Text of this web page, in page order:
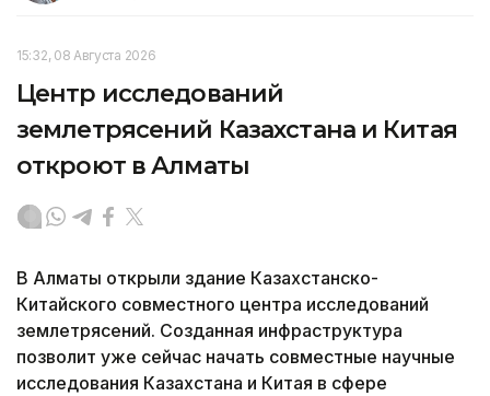
15:32, 08 Августа 2026
Центр исследований
землетрясений Казахстана и Китая
откроют в Алматы
В Алматы открыли здание Казахстанско-
Китайского совместного центра исследований
землетрясений. Созданная инфраструктура
позволит уже сейчас начать совместные научные
исследования Казахстана и Китая в сфере